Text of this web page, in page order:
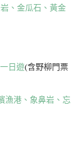
、金瓜石、黃金
日遊(含野柳門票
漁港、象鼻岩、忘